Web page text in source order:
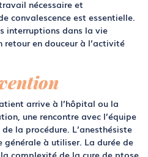
nécessaire et
convalescence est essentielle.
interruptions dans la vie
en douceur à l’activité
arrive à l’hôpital ou la
une rencontre avec l’équipe
la procédure. L’anesthésiste
générale à utiliser. La durée de